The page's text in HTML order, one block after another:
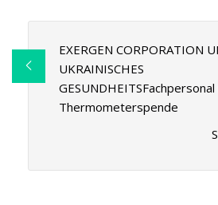
EXERGEN CORPORATION
UKRAINISCHES
Thermometerspende